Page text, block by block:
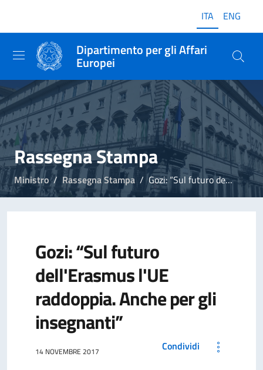
ITA ENG
Dipartimento per gli Affari
Europei
Rassegna Stampa
Ministro Rassegna Stampa Gozi: “Sul futuro dell'Erasmus l'UE raddoppia. Anche per gli insegnanti”
Gozi: “Sul futuro
dell'Erasmus l'UE
raddoppia. Anche per gli
insegnanti”
14 NOVEMBRE 2017 Condividi